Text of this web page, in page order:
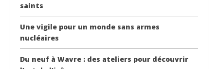
saints
Une vigile pour un monde sans armes
nucléaires
Du neuf à Wavre : des ateliers pour découvrir